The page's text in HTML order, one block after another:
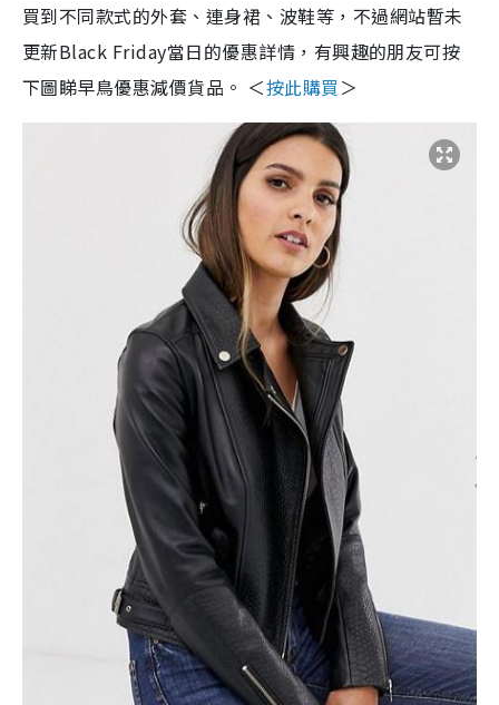
買到不同款式的外套、連身裙、波鞋等，不過網站暫未
更新Black Friday當日的優惠詳情，有興趣的朋友可按
下圖睇早鳥優惠減價貨品。 ＜按此購買 ＞